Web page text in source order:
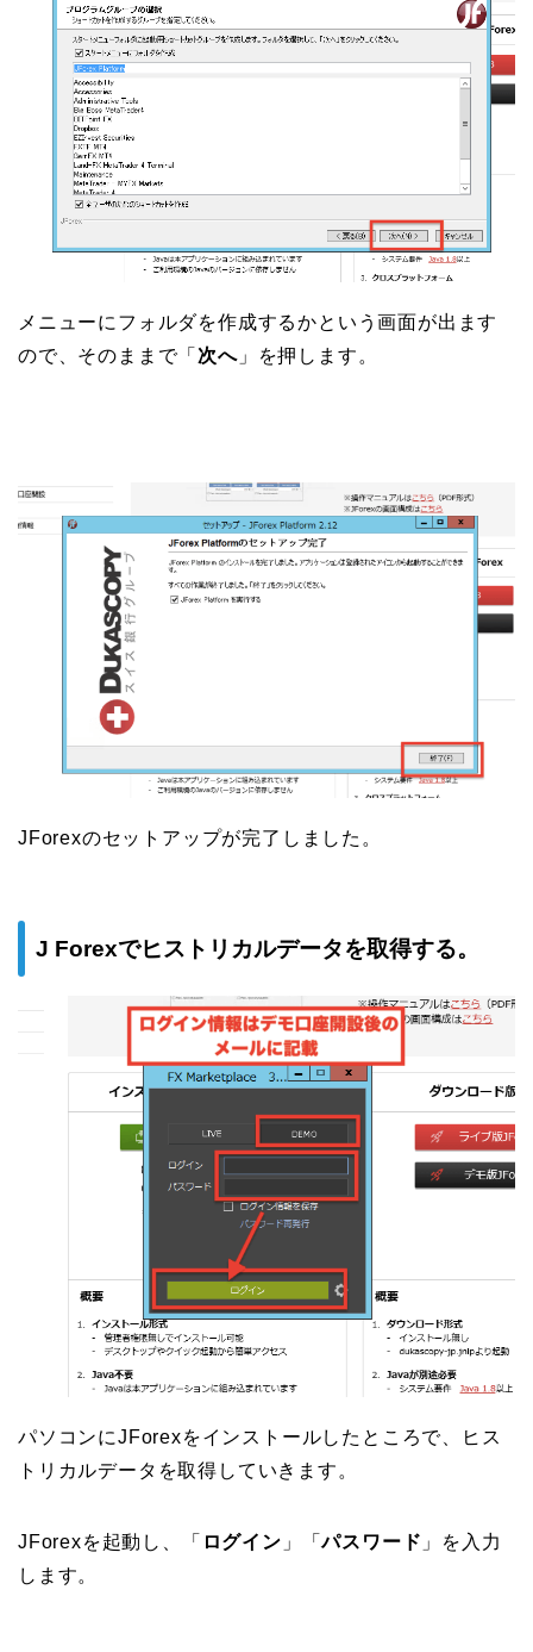
メニューにフォルダを作成するかという画面が出ます
ので、そのままで「 次へ」を押します。
JForexのセットアップが完了しました。
J Forexでヒストリカルデータを取得する。
パソコンにJForexをインストールしたところで、ヒス
トリカルデータを取得していきます。
JForexを起動し、「 ログイン 」「パスワード 」を入力
します。